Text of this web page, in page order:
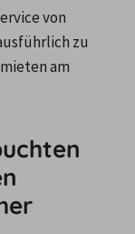
von
zu
am